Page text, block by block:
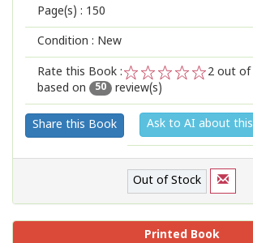
Page(s) : 150
Condition : New
Rate this Book :
3
2
1
2 out of
based on
50 review(s)
Share this Book Ask to AI about
Out of Stock
Printed Book